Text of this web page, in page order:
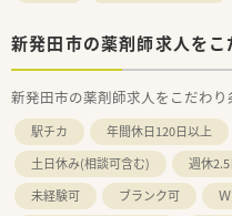
新発田市の薬剤師求人を
新発田市の薬剤師求人をこだわり
駅チカ 年間休日120日以上
土日休み(相談可含む)
週休
未経験可
ブランク可